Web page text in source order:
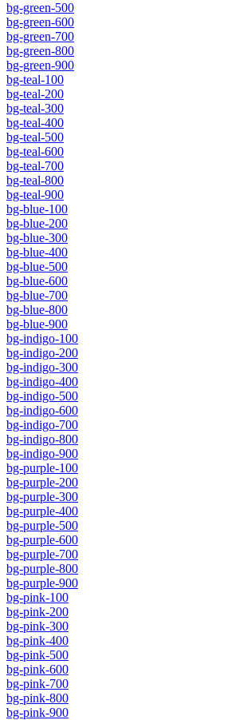
bg-green-500
bg-green-600
bg-green-700
bg-green-800
bg-green-900
bg-teal-100
bg-teal-200
bg-teal-300
bg-teal-400
bg-teal-500
bg-teal-600
bg-teal-700
bg-teal-800
bg-teal-900
bg-blue-100
bg-blue-200
bg-blue-300
bg-blue-400
bg-blue-500
bg-blue-600
bg-blue-700
bg-blue-800
bg-blue-900
bg-indigo-100
bg-indigo-200
bg-indigo-300
bg-indigo-400
bg-indigo-500
bg-indigo-600
bg-indigo-700
bg-indigo-800
bg-indigo-900
bg-purple-100
bg-purple-200
bg-purple-300
bg-purple-400
bg-purple-500
bg-purple-600
bg-purple-700
bg-purple-800
bg-purple-900
bg-pink-100
bg-pink-200
bg-pink-300
bg-pink-400
bg-pink-500
bg-pink-600
bg-pink-700
bg-pink-800
bg-pink-900